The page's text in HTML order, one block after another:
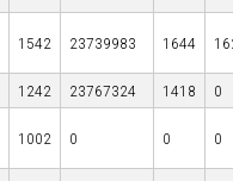
1542 23739983 1644
1242 23767324 1418
0
1002 0 0 0